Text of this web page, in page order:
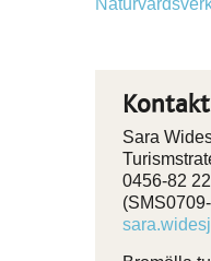
Kontakt
Sara
0456-82